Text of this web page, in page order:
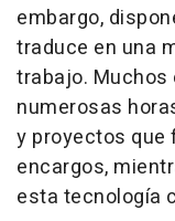
embargo,
traduce en una
trabajo.
numerosas
y proyectos que
encargos,
esta tecnología